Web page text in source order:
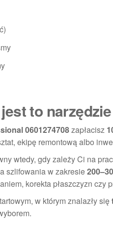
to narzędzie
0601274708zapłacisz
ekipę remontową albo
wtedy, gdy zależy Ci na
szlifowania w zakresie
korekta płaszczyzn
w którym znalazły się